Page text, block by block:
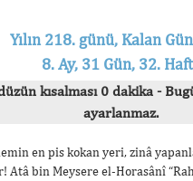
Yılın 218. günü, Kalan
8. Ay, 31 Gün, 32.
kısalması 0 dakika -
ayarlanmaz.
en pis kokan yeri, zinâ
Atâ bin Meysere el-Horasânî